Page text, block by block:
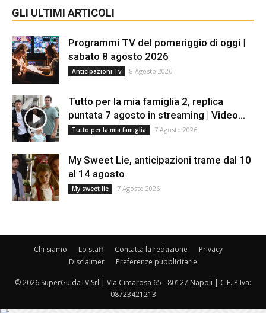
GLI ULTIMI ARTICOLI
Programmi TV del pomeriggio di oggi |
sabato 8 agosto 2026
Anticipazioni Tv 8 Agosto 2026
Tutto per la mia famiglia 2, replica
puntata 7 agosto in streaming | Video...
Tutto per la mia famiglia 7 Agosto 2026
My Sweet Lie, anticipazioni trame dal 10
al 14 agosto
My sweet lie 7 Agosto 2026
Chi siamo Lo staff Contatta la redazione
Privacy
Disclaimer
Preferenze pubblicitarie
© 2026 SuperGuidaTV Srl | Via Cimarosa 65 - 80127 Napoli | C.F. P.Iva:
08723421213